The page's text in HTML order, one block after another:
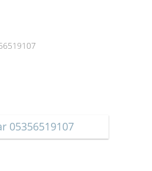
05356519107